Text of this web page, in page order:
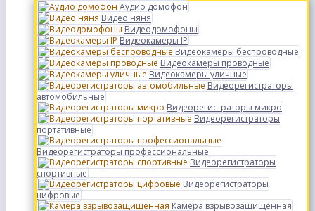
Аудио домофон
Видео няня
Видеодомофоны
Видеокамеры IP
Видеокамеры беспроводные
Видеокамеры проводные
Видеокамеры уличные
Видеорегистраторы
автомобильные
Видеорегистраторы микро
Видеорегистраторы
портативные
Видеорегистраторы профессиональные
Видеорегистраторы
спортивные
Видеорегистраторы
цифровые
Камера взрывозащищенная